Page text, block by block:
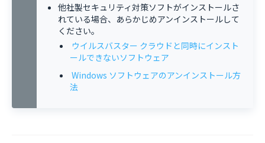
他社製セキュリティ対策ソフトがインストールさ
れている場合、あらかじめアンインストールして
ください。
ウイルスバスター クラウドと同時にインスト
ールできないソフトウェア
Windows ソフトウェアのアンインストール方
法